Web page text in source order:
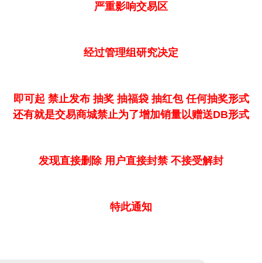
严重影响交易区
经过管理组研究决定
即可起 禁止发布 抽奖 抽福袋 抽红包 任何抽奖形式
还有就是交易商城禁止为了增加销量以赠送DB形式
发现直接删除 用户直接封禁 不接受解封
特此通知